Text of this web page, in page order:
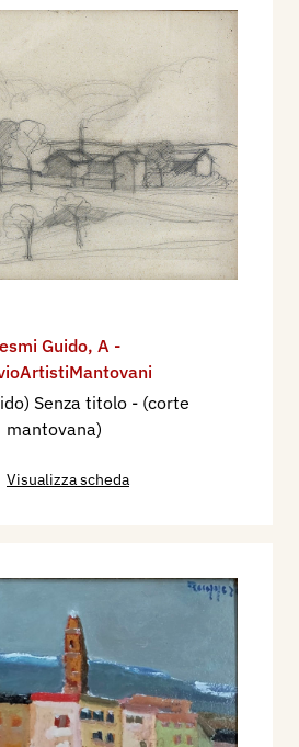
Guido, A -
Senza titolo - (corte
mantovana)
Visualizza scheda